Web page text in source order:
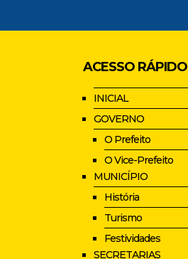
ACESSO RÁPIDO
INICIAL
GOVERNO
O Prefeito
O Vice-Prefeito
MUNICÍPIO
História
Turismo
Festividades
SECRETARIAS